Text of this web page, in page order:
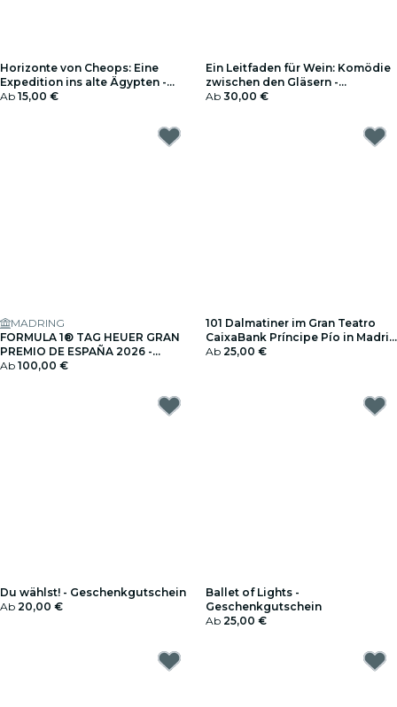
Horizonte von Cheops: Eine
Expedition ins alte Ägypten -
Geschenkgutschein
Ab 15,00 €
Ein Leitfaden für Wein: Komödie
zwischen den Gläsern -
Geschenkgutschein
Ab 30,00 €
MADRING
FORMULA 1® TAG HEUER GRAN
PREMIO DE ESPAÑA 2026 -
Geschenkgutschein
Ab 100,00 €
101 Dalmatiner im Gran Teatro
CaixaBank Príncipe Pío in Madrid
- Geschenkgutschein
Ab 25,00 €
Du wählst! - Geschenkgutschein
Ab 20,00 €
Ballet of Lights -
Geschenkgutschein
Ab 25,00 €